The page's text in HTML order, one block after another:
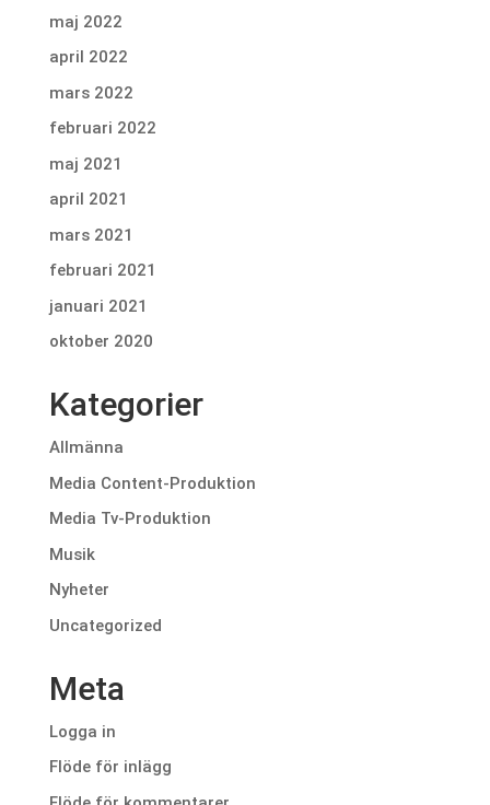
maj 2022
april 2022
mars 2022
februari 2022
maj 2021
april 2021
mars 2021
februari 2021
januari 2021
oktober 2020
Kategorier
Allmänna
Media Content-Produktion
Media Tv-Produktion
Musik
Nyheter
Uncategorized
Meta
Logga in
Flöde för inlägg